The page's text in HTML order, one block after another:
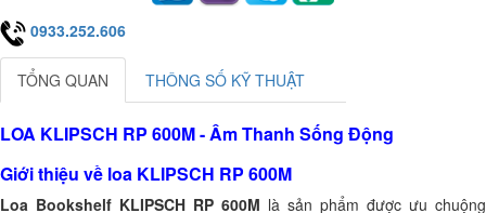
0933.252.606
TỔNG QUAN THÔNG SỐ KỸ THUẬT
LOA KLIPSCH RP 600M - Âm Thanh Sống Động
Giới thiệu về loa KLIPSCH RP 600M
Loa Bookshelf KLIPSCH RP 600M là sản phẩm được ưu chuộng